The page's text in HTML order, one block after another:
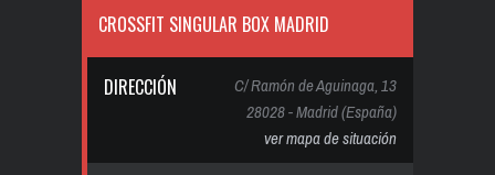
CROSSFIT SINGULAR BOX MADRID
DIRECCIÓN
C/ Ramón de Aguinaga, 13
28028 - Madrid (España)
ver mapa de situación